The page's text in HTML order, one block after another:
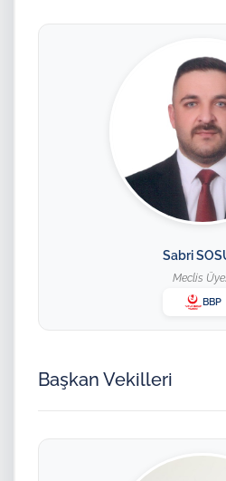
Sabri
Meclis
BBP
Başkan Vekilleri